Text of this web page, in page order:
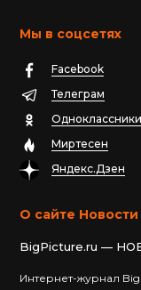
Мы в соцсетях
Facebook
Телеграм
Одноклассники
Миртесен
Яндекс.Дзен
О сайте
BigPicture.ru —
Интернет-журнал